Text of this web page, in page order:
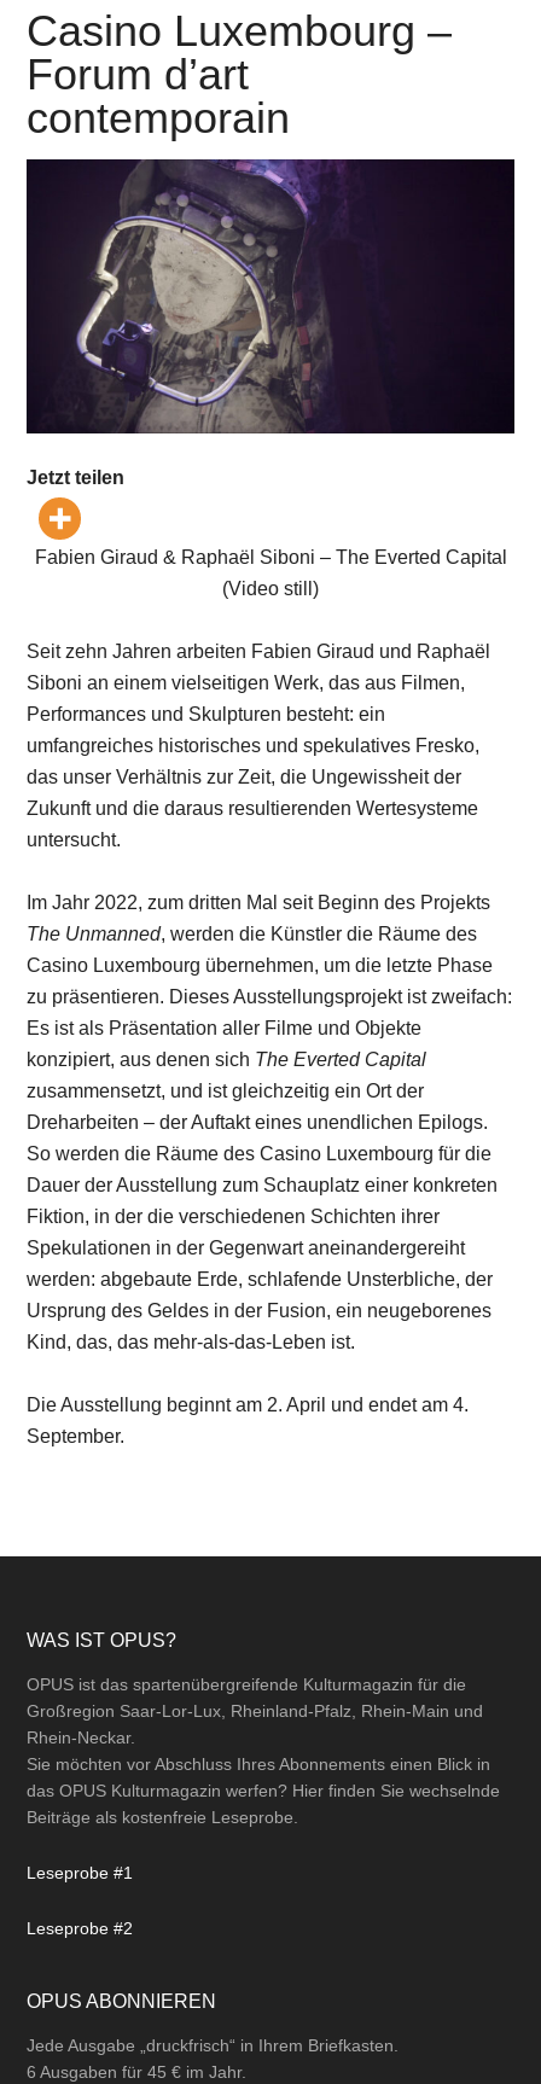
Casino Luxembourg –
Forum d’art
contemporain
Jetzt teilen
Fabien Giraud & Raphaël Siboni – The Everted Capital
(Video still)
Seit zehn Jahren arbeiten Fabien Giraud und Raphaël
Siboni an einem vielseitigen Werk, das aus Filmen,
Performances und Skulpturen besteht: ein
umfangreiches historisches und spekulatives Fresko,
das unser Verhältnis zur Zeit, die Ungewissheit der
Zukunft und die daraus resultierenden Wertesysteme
untersucht.
Im Jahr 2022, zum dritten Mal seit Beginn des Projekts
The Unmanned, werden die Künstler die Räume des
Casino Luxembourg übernehmen, um die letzte Phase
zu präsentieren. Dieses Ausstellungsprojekt ist zweifach:
Es ist als Präsentation aller Filme und Objekte
konzipiert, aus denen sich The Everted Capital
zusammensetzt, und ist gleichzeitig ein Ort der
Dreharbeiten – der Auftakt eines unendlichen Epilogs.
So werden die Räume des Casino Luxembourg für die
Dauer der Ausstellung zum Schauplatz einer konkreten
Fiktion, in der die verschiedenen Schichten ihrer
Spekulationen in der Gegenwart aneinandergereiht
werden: abgebaute Erde, schlafende Unsterbliche, der
Ursprung des Geldes in der Fusion, ein neugeborenes
Kind, das, das mehr-als-das-Leben ist.
Die Ausstellung beginnt am 2. April und endet am 4.
September.
Footer
WAS IST OPUS?
OPUS ist das spartenübergreifende Kulturmagazin für die
Großregion Saar-Lor-Lux, Rheinland-Pfalz, Rhein-Main und
Rhein-Neckar.
Sie möchten vor Abschluss Ihres Abonnements einen Blick in
das OPUS Kulturmagazin werfen? Hier finden Sie wechselnde
Beiträge als kostenfreie Leseprobe.
Leseprobe #1
Leseprobe #2
OPUS ABONNIEREN
Jede Ausgabe „druckfrisch“ in Ihrem Briefkasten.
6 Ausgaben für 45 € im Jahr.